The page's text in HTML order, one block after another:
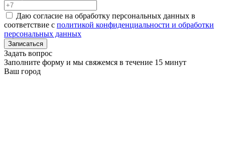
Даю согласие на обработку персональных данных в
соответствие с политикой конфиденциальности и обработки
персональных данных
Записаться
Задать вопрос
Заполните форму и мы свяжемся в течение 15 минут
Ваш город